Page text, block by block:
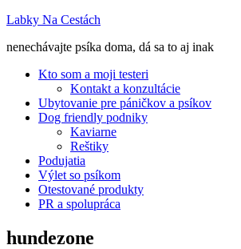
Labky Na Cestách
nenechávajte psíka doma, dá sa to aj inak
Kto som a moji testeri
Kontakt a konzultácie
Ubytovanie pre páničkov a psíkov
Dog friendly podniky
Kaviarne
Reštiky
Podujatia
Výlet so psíkom
Otestované produkty
PR a spolupráca
hundezone